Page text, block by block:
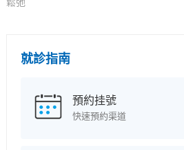
鬆弛
就診指南
預約挂號
快速預約渠道